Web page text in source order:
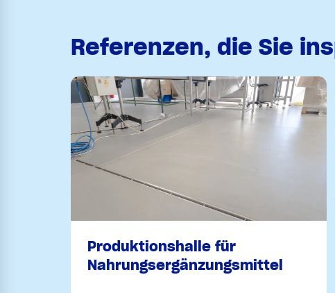
Referenzen, die Sie
Produktionshalle für
Nahrungsergänzungsmittel